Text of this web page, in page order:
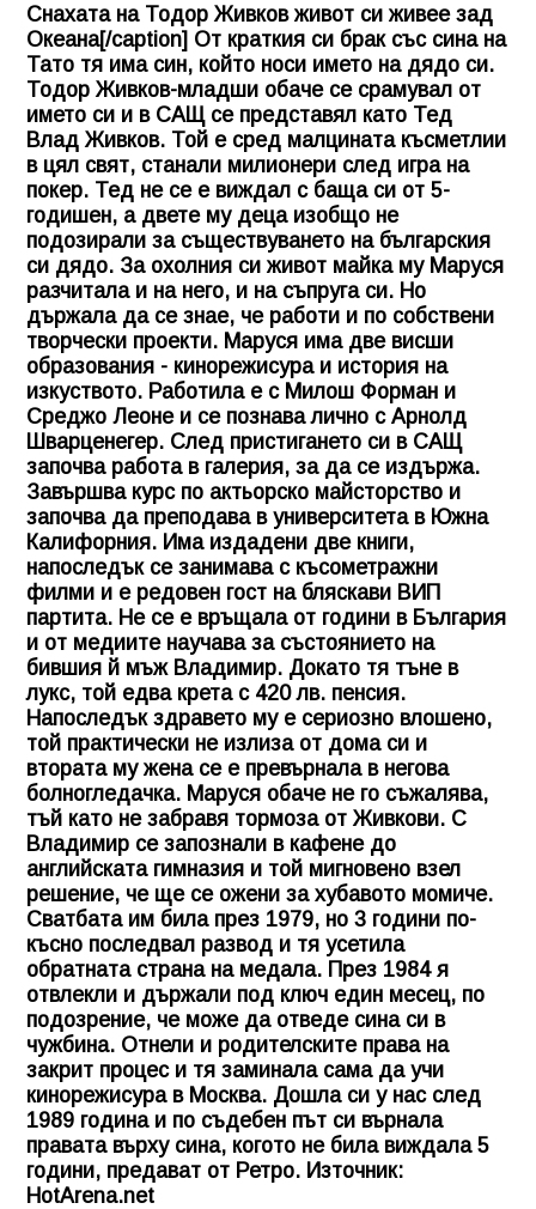
Снахата на Тодор Живков живот си живее зад
Океана[/caption] От краткия си брак със сина на
Тато тя има син, който носи името на дядо си.
Тодор Живков-младши обаче се срамувал от
името си и в САЩ се представял като Тед
Влад Живков. Той е сред малцината късметлии
в цял свят, станали милионери след игра на
покер. Тед не се е виждал с баща си от 5-
годишен, а двете му деца изобщо не
подозирали за съществуването на българския
си дядо. За охолния си живот майка му Маруся
разчитала и на него, и на съпруга си. Но
държала да се знае, че работи и по собствени
творчески проекти. Маруся има две висши
образования - кинорежисура и история на
изкуството. Работила е с Милош Форман и
Среджо Леоне и се познава лично с Арнолд
Шварценегер. След пристигането си в САЩ
започва работа в галерия, за да се издържа.
Завършва курс по актьорско майсторство и
започва да преподава в университета в Южна
Калифорния. Има издадени две книги,
напоследък се занимава с късометражни
филми и е редовен гост на бляскави ВИП
партита. Не се е връщала от години в България
и от медиите научава за състоянието на
бившия й мъж Владимир. Докато тя тъне в
лукс, той едва крета с 420 лв. пенсия.
Напоследък здравето му е сериозно влошено,
той практически не излиза от дома си и
втората му жена се е превърнала в негова
болногледачка. Маруся обаче не го съжалява,
тъй като не забравя тормоза от Живкови. С
Владимир се запознали в кафене до
английската гимназия и той мигновено взел
решение, че ще се ожени за хубавото момиче.
Сватбата им била през 1979, но 3 години по-
късно последвал развод и тя усетила
обратната страна на медала. През 1984 я
отвлекли и държали под ключ един месец, по
подозрение, че може да отведе сина си в
чужбина. Отнели и родителските права на
закрит процес и тя заминала сама да учи
кинорежисура в Москва. Дошла си у нас след
1989 година и по съдебен път си върнала
правата върху сина, когото не била виждала 5
години, предават от Ретро. Източник:
HotArena.net